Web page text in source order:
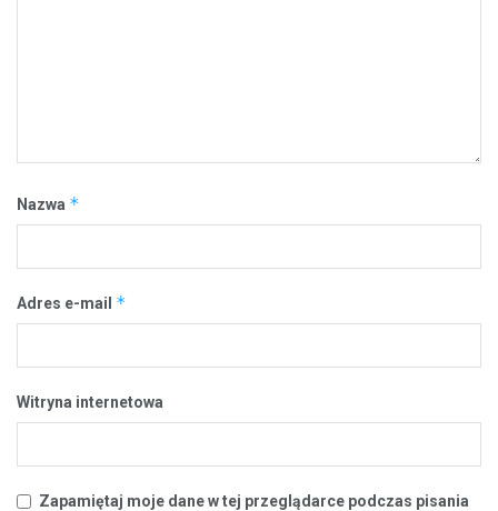
Nazwa *
Adres e-mail *
Witryna internetowa
Zapamiętaj moje dane w tej przeglądarce podczas pisania